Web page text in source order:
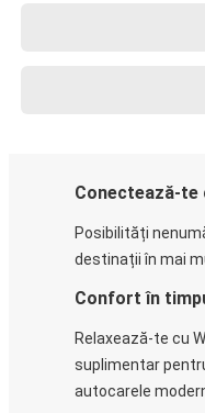
Conectează-te
Posibilități
destinații în mai
Confort în
Relaxează-te cu
suplimentar
autocarele